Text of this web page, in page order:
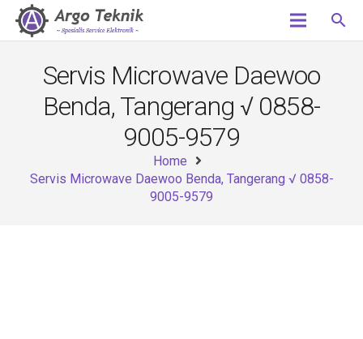
search
Servis Microwave Daewoo
Benda, Tangerang √ 0858-
9005-9579
Home
Servis Microwave Daewoo Benda, Tangerang √ 0858-
9005-9579